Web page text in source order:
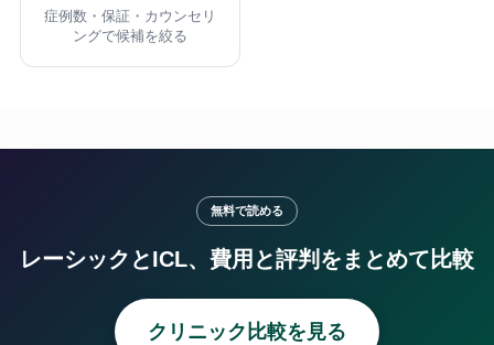
症例数・保証・カウンセリ
ングで候補を絞る
無料で読める
レーシックとICL、費用と評判をまとめて比較
クリニック比較を見る